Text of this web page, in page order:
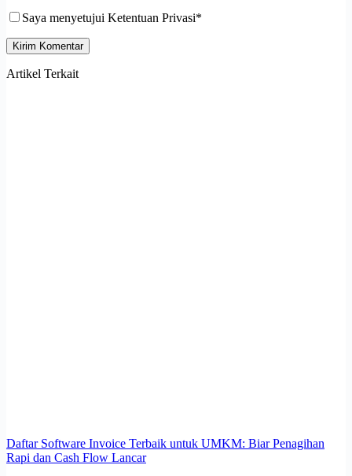
Saya menyetujui Ketentuan Privasi*
Kirim Komentar
Artikel Terkait
Daftar Software Invoice Terbaik untuk UMKM: Biar Penagihan
Rapi dan Cash Flow Lancar